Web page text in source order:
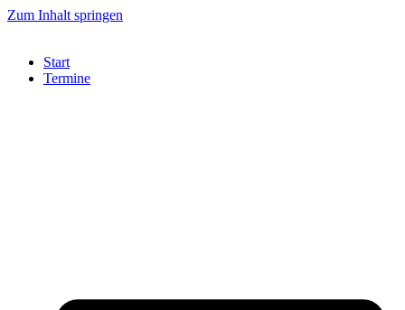
Zum Inhalt springen
Start
Termine